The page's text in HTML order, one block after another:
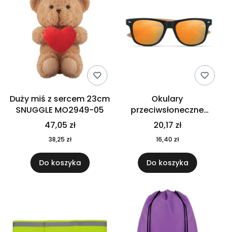
Duży miś z sercem 23cm
SNUGGLE MO2949-05
47,05 zł
38,25 zł
Do koszyka
Okulary
przeciwsłoneczne
CALIFORNIA TOUCH
MO9617-10
20,17 zł
16,40 zł
Do koszyka